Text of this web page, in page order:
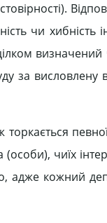
чи хибність
за висловлену
торкається
чиїх
адже кожний